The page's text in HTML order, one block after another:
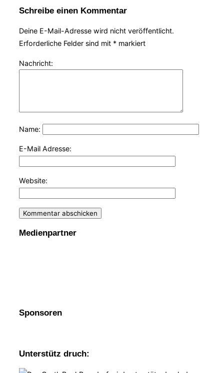
Schreibe einen Kommentar
Deine E-Mail-Adresse wird nicht veröffentlicht.
Erforderliche Felder sind mit * markiert
Nachricht:
Name:
E-Mail Adresse:
Website:
Medienpartner
Sponsoren
Unterstütz druch: